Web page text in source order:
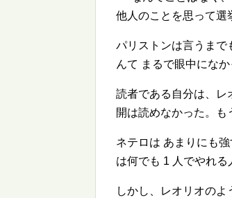
他人のことを思って選
パリストンは言うまで
んて まるで眼中にな
読者である自分は、レ
開は読めなかった。
ネテロは あまりにも
は何でも 1 人でやれる
しかし、レオリオの